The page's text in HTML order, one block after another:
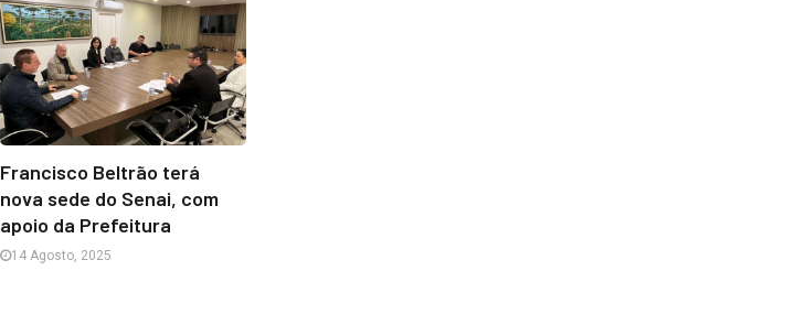
Francisco Beltrão terá
nova sede do Senai, com
apoio da Prefeitura
14 Agosto, 2025